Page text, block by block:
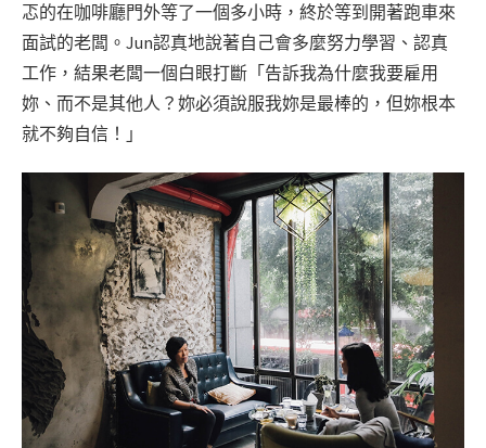
忑的在咖啡廳門外等了一個多小時，終於等到開著跑車來
面試的老闆。Jun認真地說著自己會多麼努力學習、認真
工作，結果老闆一個白眼打斷「告訴我為什麼我要雇用
妳、而不是其他人？妳必須說服我妳是最棒的，但妳根本
就不夠自信！」